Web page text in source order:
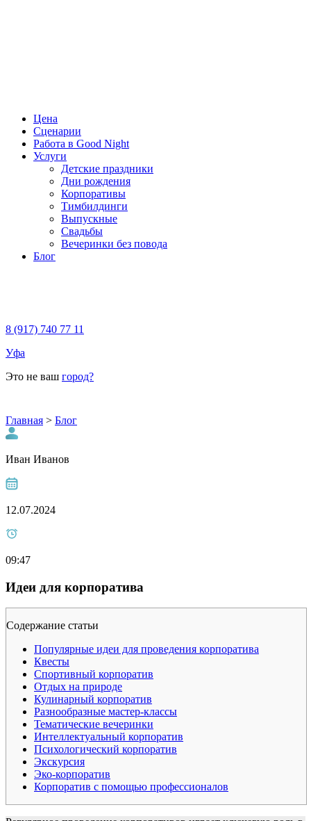
Цена
Сценарии
Работа в Good Night
Услуги
Детские праздники
Дни рождения
Корпоративы
Тимбилдинги
Выпускные
Свадьбы
Вечеринки без повода
Блог
8 (917) 740 77 11
Уфа
Это не ваш город?
Главная > Блог
Иван Иванов
12.07.2024
09:47
Идеи для корпоратива
Содержание статьи
Популярные идеи для проведения корпоратива
Квесты
Спортивный корпоратив
Отдых на природе
Кулинарный корпоратив
Разнообразные мастер-классы
Тематические вечеринки
Интеллектуальный корпоратив
Психологический корпоратив
Экскурсия
Эко-корпоратив
Корпоратив с помощью профессионалов